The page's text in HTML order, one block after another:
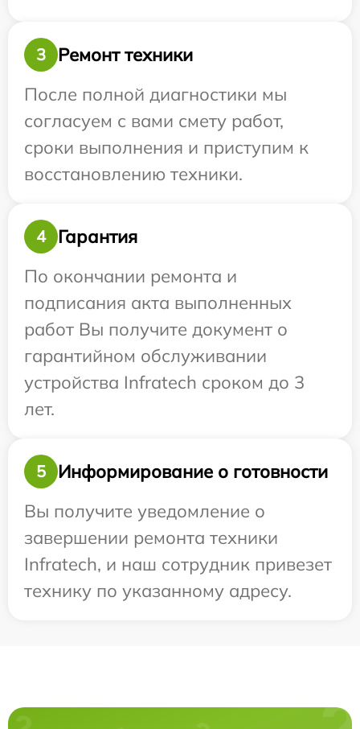
3
Ремонт техники
После полной диагностики мы
согласуем с вами смету работ,
сроки выполнения и приступим к
восстановлению техники.
4
Гарантия
По окончании ремонта и
подписания акта выполненных
работ Вы получите документ о
гарантийном обслуживании
устройства Infratech сроком до 3
лет.
5
Информирование о готовности
Вы получите уведомление о
завершении ремонта техники
Infratech, и наш сотрудник привезет
технику по указанному адресу.